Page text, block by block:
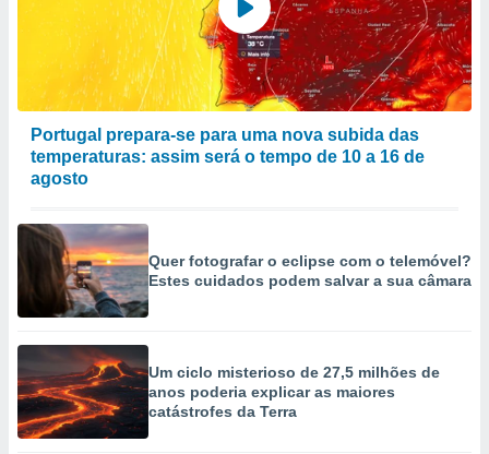
Portugal prepara-se para uma nova subida das
temperaturas: assim será o tempo de 10 a 16 de
agosto
Quer fotografar o eclipse com o telemóvel?
Estes cuidados podem salvar a sua câmara
Um ciclo misterioso de 27,5 milhões de
anos poderia explicar as maiores
catástrofes da Terra